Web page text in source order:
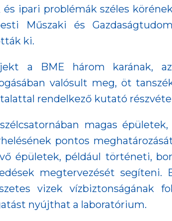
ipari problémák széles
Műszaki és
ki.
a BME három karának,
valósult meg, öt
rendelkező kutató
magas
pontos
épületek, például történeti,
megtervezését segíteni.
vizek vízbiztonságának
nyújthat a laboratórium.